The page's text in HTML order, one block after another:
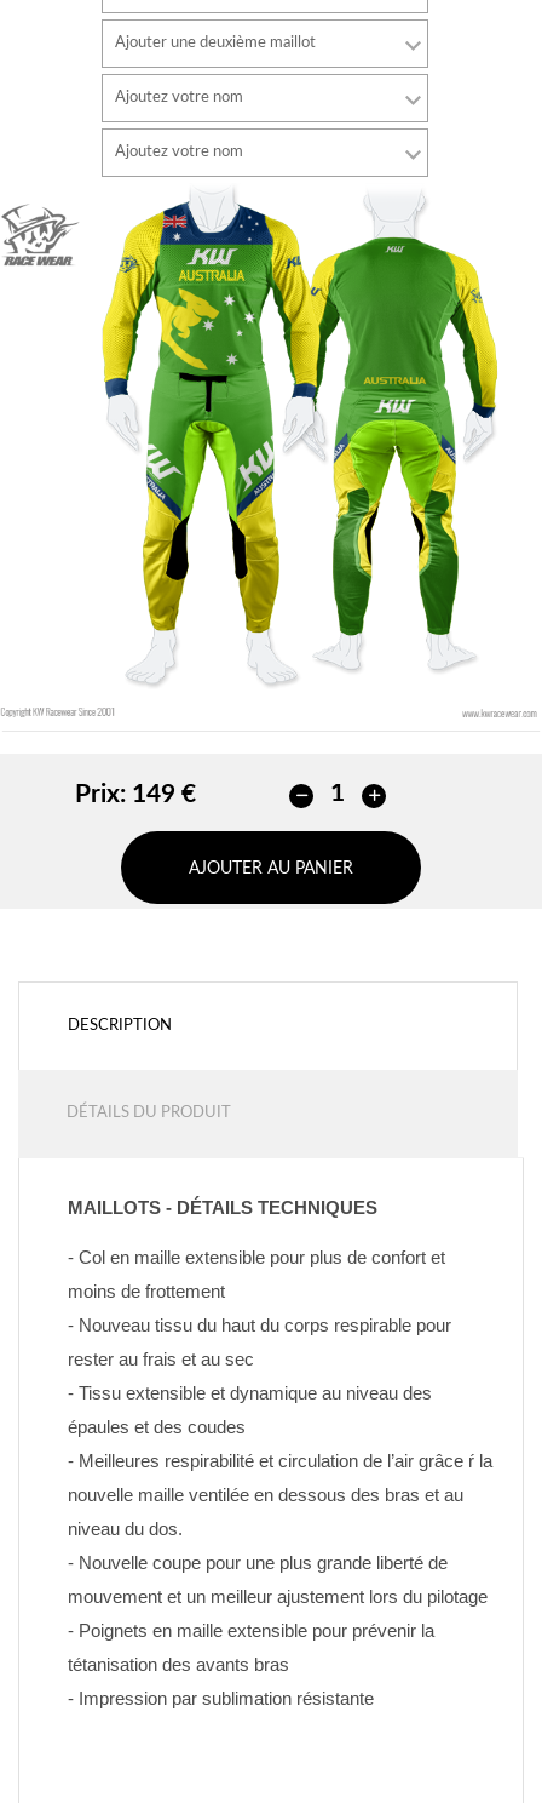
Ajouter une deuxième maillot
Ajoutez votre nom
Couleur de la police
Couleur du contour
Sans contour
AJOUTER
Ajoutez votre nom
style
Couleur de la police
Couleur du contour
Sans contour
AJOUTER
Prix: 149 €
AJOUTER AU PANIER
DESCRIPTION
DÉTAILS DU PRODUIT
MAILLOTS - DÉTAILS TECHNIQUES
- Col en maille extensible pour plus de confort et
moins de frottement
- Nouveau tissu du haut du corps respirable pour
rester au frais et au sec
- Tissu extensible et dynamique au niveau des
épaules et des coudes
- Meilleures respirabilité et circulation de l’air grâce ŕ la
nouvelle maille ventilée en dessous des bras et au
niveau du dos.
- Nouvelle coupe pour une plus grande liberté de
mouvement et un meilleur ajustement lors du pilotage
- Poignets en maille extensible pour prévenir la
tétanisation des avants bras
- Impression par sublimation résistante